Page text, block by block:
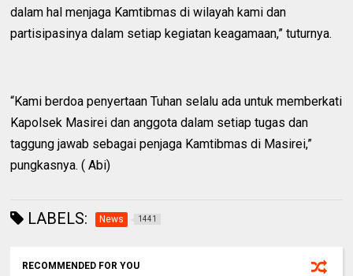
dalam hal menjaga Kamtibmas di wilayah kami dan
partisipasinya dalam setiap kegiatan keagamaan,” tuturnya.
“Kami berdoa penyertaan Tuhan selalu ada untuk memberkati
Kapolsek Masirei dan anggota dalam setiap tugas dan
taggung jawab sebagai penjaga Kamtibmas di Masirei,”
pungkasnya. ( Abi)
LABELS: News 1441
RECOMMENDED FOR YOU